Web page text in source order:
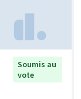
Soumis au
vote